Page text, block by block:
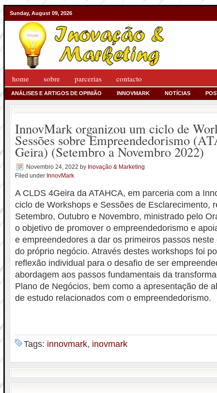
Sunday, August 09, 2026
home sobre parcerias contacto
ANÁLISES E ARTIGOS DE OPINIÃO INNOVMARK NOTÍCIAS
InnovMark organizou um ciclo de
Sessões sobre Empreendedorismo
Geira) (Setembro a Novembro 2022)
Novembro 24, 2022 by Inovação & Marketing
Filed under InnovMark
A CLDS 4Geira da ATAHCA, em parceria com a
ciclo de Workshops e Sessões de Esclarecimento,
Setembro, Outubro e Novembro, ministrado pelo
o objetivo de promover o empreendedorismo e
e empreendedores a dar os primeiros passos
do próprio negócio. Através destes workshops foi
reflexão individual para o desafio de ser
abordagem aos passos fundamentais da
Plano de Negócios, bem como a apresentação de
de estudo relacionados com o empreendedorismo.
Tags: innovmark, inovmark